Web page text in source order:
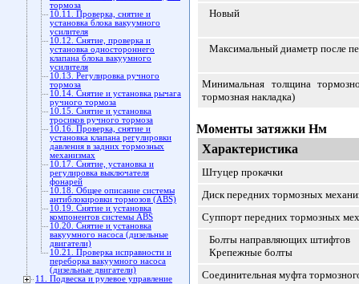
тормоза
10.11. Проверка, снятие и
установка блока вакуумного
усилителя
10.12. Снятие, проверка и
установка одностороннего
клапана блока вакуумного
усилителя
10.13. Регулировка ручного
тормоза
10.14. Снятие и установка рычага
ручного тормоза
10.15. Снятие и установка
тросиков ручного тормоза
10.16. Проверка, снятие и
установка клапана регулировки
давления в задних тормозных
механизмах
10.17. Снятие, установка и
регулировка выключателя
фонарей
10.18. Общее описание системы
антиблокировки тормозов (ABS)
10.19. Снятие и установка
компонентов системы ABS
10.20. Снятие и установка
вакуумного насоса (дизельные
двигатели)
10.21. Проверка исправности и
переборка вакуумного насоса
(дизельные двигатели)
11. Подвеска и рулевое управление
Новый
Максимальный диаметр после
Минимальная толщина
тормозная накладка)
Моменты затяжки Нм
Характеристика
Штуцер прокачки
Диск передних тормозных
Суппорт передних тормозных
Болты направляющих штифтов
Крепежные болты
Соединительная муфта